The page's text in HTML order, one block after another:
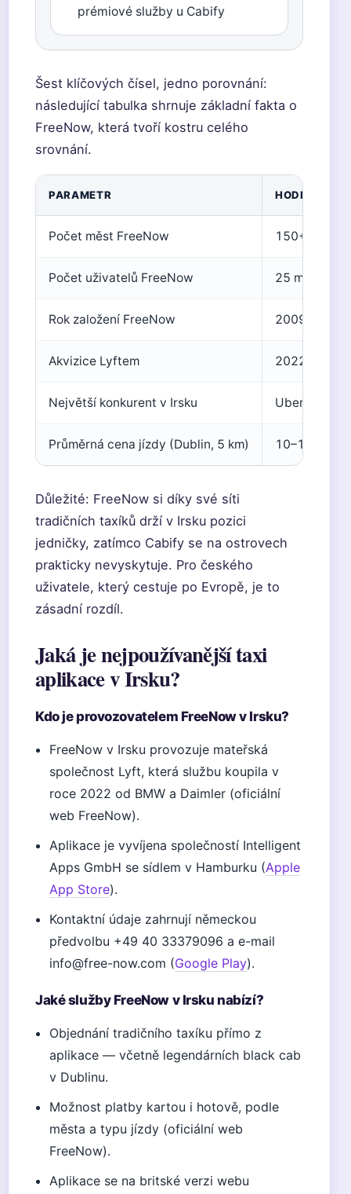
prémiové služby u Cabify
Šest klíčových čísel, jedno porovnání:
následující tabulka shrnuje základní fakta o
FreeNow, která tvoří kostru celého
srovnání.
PARAMETR HODNOTA
Počet měst FreeNow 150+ v
Počet uživatelů FreeNow 25 milionů
Rok založení FreeNow 2009 (jako
Akvizice Lyftem 2022
Největší konkurent v Irsku Uber
Průměrná cena jízdy (Dublin, 5 km) 10–15 EUR
Důležité: FreeNow si díky své síti
tradičních taxíků drží v Irsku pozici
jedničky, zatímco Cabify se na ostrovech
prakticky nevyskytuje. Pro českého
uživatele, který cestuje po Evropě, je to
zásadní rozdíl.
Jaká je nejpoužívanější taxi
aplikace v Irsku?
Kdo je provozovatelem FreeNow v Irsku?
FreeNow v Irsku provozuje mateřská
společnost Lyft, která službu koupila v
roce 2022 od BMW a Daimler (oficiální
web FreeNow).
Aplikace je vyvíjena společností Intelligent
Apps GmbH se sídlem v Hamburku (Apple
App Store).
Kontaktní údaje zahrnují německou
předvolbu +49 40 33379096 a e-mail
info@free-now.com (Google Play).
Jaké služby FreeNow v Irsku nabízí?
Objednání tradičního taxíku přímo z
aplikace — včetně legendárních black cab
v Dublinu.
Možnost platby kartou i hotově, podle
města a typu jízdy (oficiální web
FreeNow).
Aplikace se na britské verzi webu